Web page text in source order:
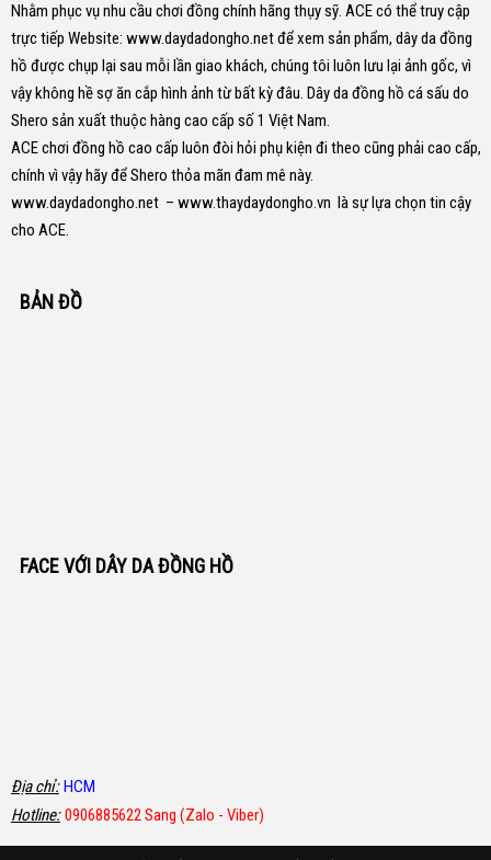
Nhằm phục vụ nhu cầu chơi đồng chính hãng thụy sỹ. ACE có thể truy cập
trực tiếp Website: www.daydadongho.netđể xem sản phẩm, dây da đồng
hồ được chụp lại sau mỗi lần giao khách, chúng tôi luôn lưu lại ảnh gốc, vì
vậy không hề sợ ăn cắp hình ảnh từ bất kỳ đâu. Dây da đồng hồ cá sấu do
Shero sản xuất thuộc hàng cao cấp số 1 Việt Nam.
ACE chơi đồng hồ cao cấp luôn đòi hỏi phụ kiện đi theo cũng phải cao cấp,
chính vì vậy hãy để Shero thỏa mãn đam mê này.
www.daydadongho.net – www.thaydaydongho.vn là sự lựa chọn tin cậy
cho ACE.
BẢN ĐỒ
FACE VỚI DÂY DA ĐỒNG HỒ
Địa chỉ: HCM
Hotline: 0906885622 Sang (Zalo - Viber)